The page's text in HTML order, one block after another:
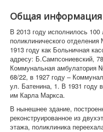
Общая информация
В 2013 году исполнилось
поликлинического
1913 году как Больничная
адресу: Б.Сампсониевский,
Коммунальная амбулатория
68/22, в 1927 году –
ул. Батенина, 1. В 1931 году
им Карла Маркса.
В нынешнее здание,
реконструированное из
этажа, поликлиника